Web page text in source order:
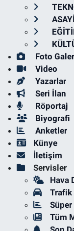
Foto
Video
Yazarlar
Seri İlan
Röportaj
Biyografi
Anketler
Künye
İletişim
Servisler
Hava
Trafik
Tüm